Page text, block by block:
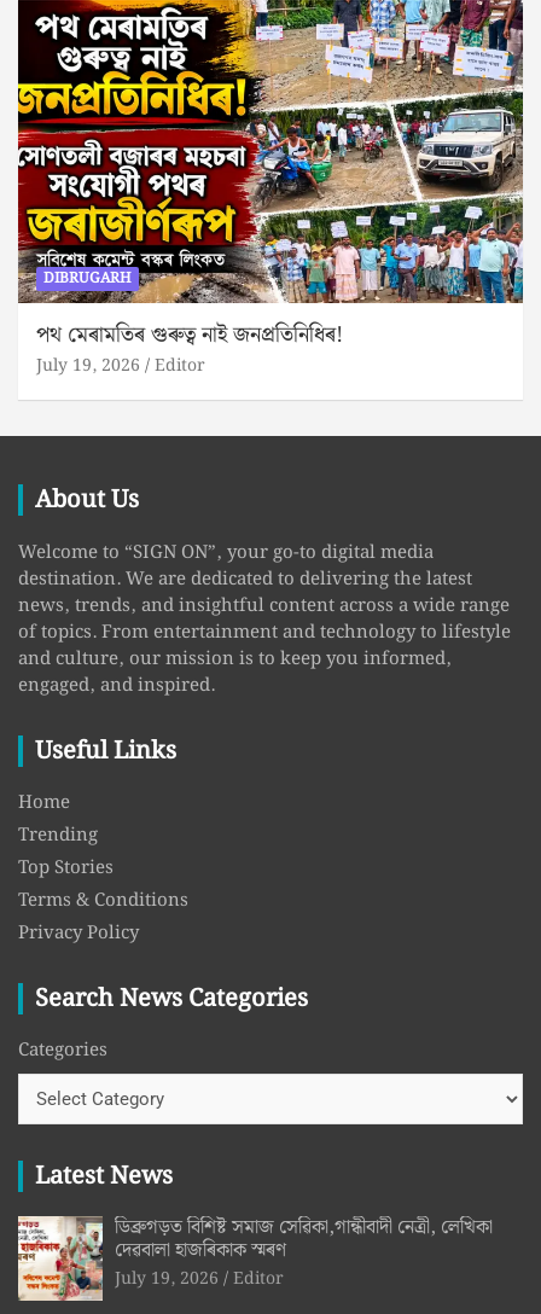
DIBRUGARH
পথ মেৰামতিৰ গুৰুত্ব নাই জনপ্ৰতিনিধিৰ!
July 19, 2026 Editor
About Us
Welcome to “SIGN ON”, your go-to digital media
destination. We are dedicated to delivering the latest
news, trends, and insightful content across a wide range
of topics. From entertainment and technology to lifestyle
and culture, our mission is to keep you informed,
engaged, and inspired.
Useful Links
Home
Trending
Top Stories
Terms & Conditions
Privacy Policy
Search News Categories
Categories
Latest News
ডিব্ৰুগড়ত বিশিষ্ট সমাজ সেৱিকা,গান্ধীবাদী নেত্ৰী, লেখিকা
দেৱবালা হাজৰিকাক স্মৰণ
July 19, 2026 Editor